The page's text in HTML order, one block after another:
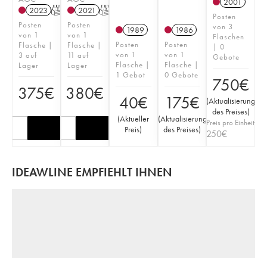
2023 T
Posten
von 1
Flasche |
3 auf
Lager
375€
2021 T
Posten
von 1
Flasche |
11 auf
Lager
380€
1989
Posten
von 1
Flasche |
1 Gebot
40€
(Aktueller
Preis)
1986
Posten
von 1
Flasche |
0 Gebote
175€
(Aktualisierung
des Preises)
Posten
von 3
Flaschen
| 0
Gebote
750€
(Aktualisierung
des Preises)
Preis pro Einheit
250€
IDEAWLINE EMPFIEHLT IHNEN